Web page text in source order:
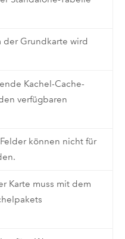
der Grundkarte wird
Kachel-Cache-
verfügbaren
können nicht für
Karte muss mit dem